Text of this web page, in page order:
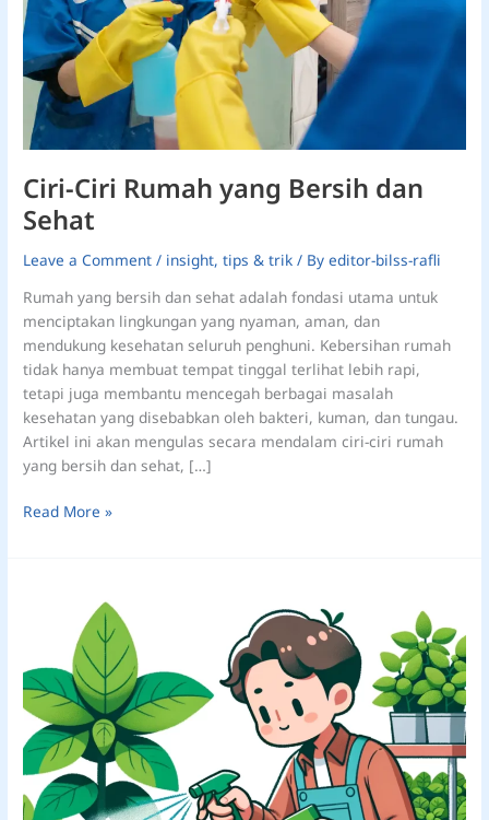
Ciri-Ciri Rumah yang Bersih dan
Sehat
Leave a Comment / insight,tips & trik / Byeditor-bilss-rafli
Rumah yang bersih dan sehat adalah fondasi utama untuk
menciptakan lingkungan yang nyaman, aman, dan
mendukung kesehatan seluruh penghuni. Kebersihan rumah
tidak hanya membuat tempat tinggal terlihat lebih rapi,
tetapi juga membantu mencegah berbagai masalah
kesehatan yang disebabkan oleh bakteri, kuman, dan tungau.
Artikel ini akan mengulas secara mendalam ciri-ciri rumah
yang bersih dan sehat, […]
Read More »
Membunuh
untuk
Rumah
yang
Sehat
dan
Bebas
Hama